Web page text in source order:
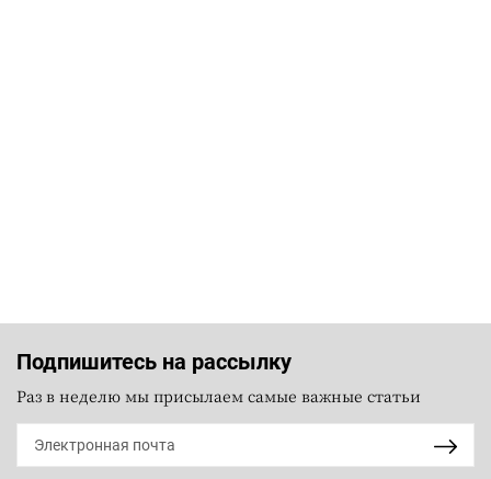
Подпишитесь на рассылку
Раз в неделю мы присылаем самые важные статьи